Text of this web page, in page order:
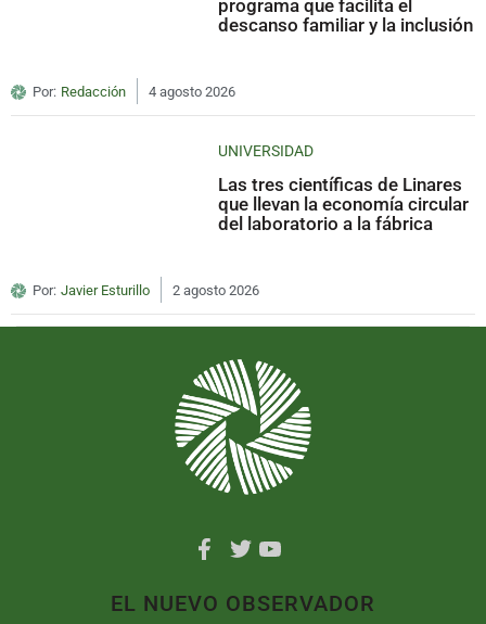
programa que facilita el
descanso familiar y la inclusión
Por: Redacción 4 agosto 2026
UNIVERSIDAD
Las tres científicas de Linares
que llevan la economía circular
del laboratorio a la fábrica
Por: Javier Esturillo 2 agosto 2026
EL NUEVO OBSERVADOR